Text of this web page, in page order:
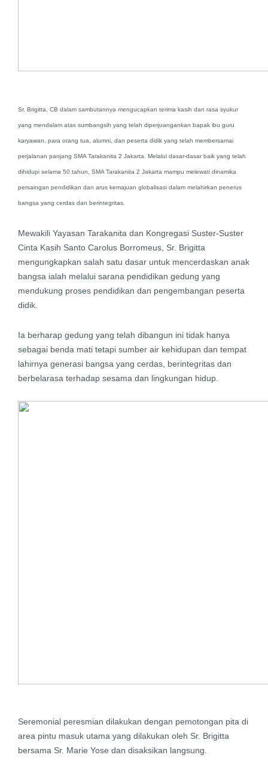
Sr. Brigitta, CB dalam sambutannya mengucapkan terima kasih dan rasa syukur
yang mendalam atas sumbangsih yang telah diperjuangankan bapak ibu guru
karyawan, para orang tua, alumni, dan peserta didik yang telah membersamai
perjalanan panjang SMA Tarakanita 2 Jakarta. Melalui dasar-dasar baik yang telah
dihidupi selama 50 tahun, SMA Tarakanita 2 Jakarta mampu melewati dinamika
persaingan pendidikan dan arus kemajuan globalisasi dalam melahirkan penerus
bangsa yang cerdas dan berintegritas.
Mewakili Yayasan Tarakanita dan Kongregasi Suster-Suster
Cinta Kasih Santo Carolus Borromeus, Sr. Brigitta
mengungkapkan salah satu dasar untuk mencerdaskan anak
bangsa ialah melalui sarana pendidikan gedung yang
mendukung proses pendidikan dan pengembangan peserta
didik.
Ia berharap gedung yang telah dibangun ini tidak hanya
sebagai benda mati tetapi sumber air kehidupan dan tempat
lahirnya generasi bangsa yang cerdas, berintegritas dan
berbelarasa terhadap sesama dan lingkungan hidup.
Seremonial peresmian dilakukan dengan pemotongan pita di
area pintu masuk utama yang dilakukan oleh Sr. Brigitta
bersama Sr. Marie Yose dan disaksikan langsung.